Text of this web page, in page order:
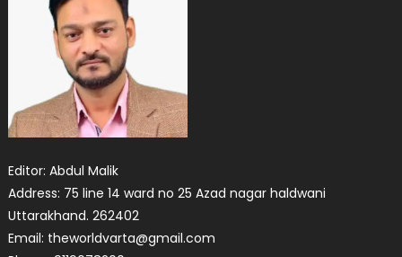
Editor: Abdul Malik
Address: 75 line 14 ward no 25 Azad nagar haldwani
Uttarakhand. 262402
Email: theworldvarta@gmail.com